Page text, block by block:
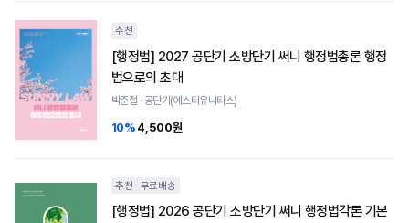
추천
[행정법] 2027 공단기 소방단기 써니 행정법총론 행정
법으로의 초대
박준철 · 공단기(에스티유니타스)
10% 4,500원
추천 무료배송
[행정법] 2026 공단기 소방단기 써니 행정법각론 기본